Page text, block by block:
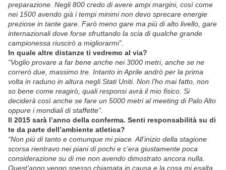
preparazione. Negli 800 credo di avere ampi margini, così come
nei 1500 avendo già i tempi minimi non devo sprecare energie
preziose in tante gare. Farò meno gare ma più di alto livello, gare
internazionali dove forse sfruttando la scia di qualche grande
campionessa riuscirò a migliorarmi”.
In quale altre distanze ti vedremo al via?
“Voglio provare a far bene anche nei 3000 metri, anche se ne
correrò due, massimo tre. Intanto in Aprile andrò per la prima
volta in raduno in altura negli Stati Uniti. Non l’ho mai fatto, non
so bene come reagirò, quali responsi avrà il mio fisico. Si
deciderà così anche se fare un 5000 metri al meeting di Palo Alto
oppure i mondiali di staffette”.
Il 2015 sarà l’anno della conferma. Senti responsabilità su di
te da parte dell’ambiente atletica?
“Non più di tanto e comunque mi piace. All’inizio della stagione
scorsa rientravo nei piani di pochi e c’era giustamente poca
considerazione su di me non avendo dimostrato ancora nulla.
Quest’anno vengo spesso chiamata in causa e la cosa mi esalta